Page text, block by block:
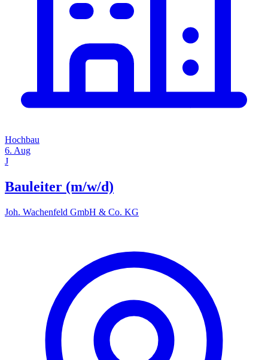
Hochbau
6. Aug
J
Bauleiter (m/w/d)
Joh. Wachenfeld GmbH & Co. KG